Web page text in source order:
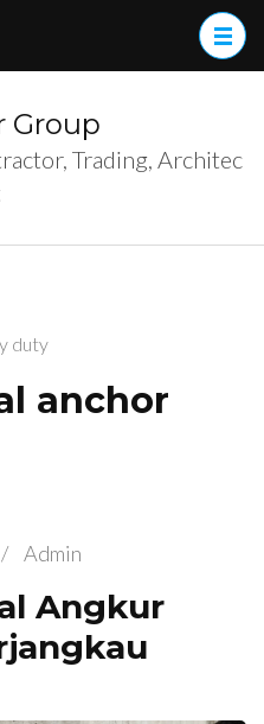
Group
Trading, Architec
duty
anchor
/ Admin
Angkur